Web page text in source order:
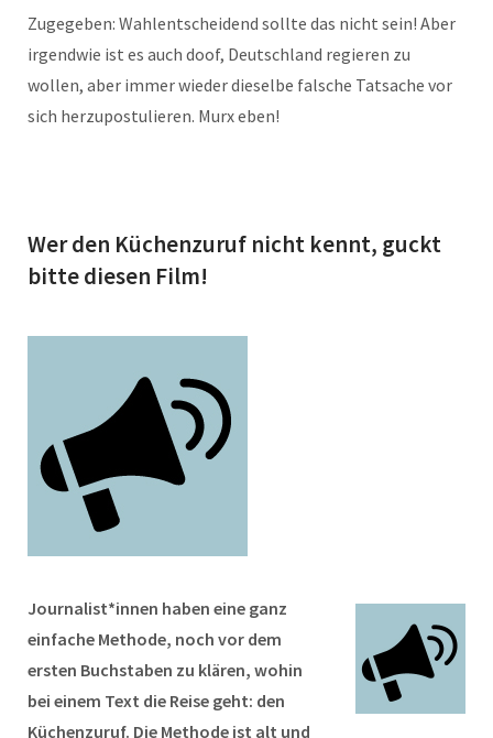
Zugegeben: Wahlentscheidend sollte das nicht sein! Aber
irgendwie ist es auch doof, Deutschland regieren zu
wollen, aber immer wieder dieselbe falsche Tatsache vor
sich herzupostulieren. Murx eben!
Wer den Küchenzuruf nicht kennt, guckt
bitte diesen Film!
Journalist*innen haben eine ganz
einfache Methode, noch vor dem
ersten Buchstaben zu klären, wohin
bei einem Text die Reise geht: den
Küchenzuruf. Die Methode ist alt und